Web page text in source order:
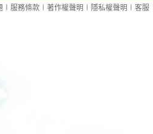
服務條款 著作權聲明 隱私權聲明 客服